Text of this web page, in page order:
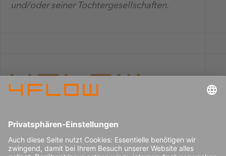
und/oder seiner Tochtergesellschaften.
Datenschutz
Kontakt
Pressecenter